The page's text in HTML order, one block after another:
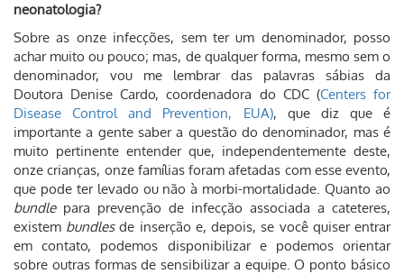
neonatologia?
Sobre as onze infecções, sem ter um denominador, posso
achar muito ou pouco; mas, de qualquer forma, mesmo sem o
denominador, vou me lembrar das palavras sábias da
Doutora Denise Cardo, coordenadora do CDC (Centers for
Disease Control and Prevention, EUA), que diz que é
importante a gente saber a questão do denominador, mas é
muito pertinente entender que, independentemente deste,
onze crianças, onze famílias foram afetadas com esse evento,
que pode ter levado ou não à morbi-mortalidade. Quanto ao
bundlepara prevenção de infecção associada a cateteres,
existem bundlesde inserção e, depois, se você quiser entrar
em contato, podemos disponibilizar e podemos orientar
sobre outras formas de sensibilizar a equipe. O ponto básico